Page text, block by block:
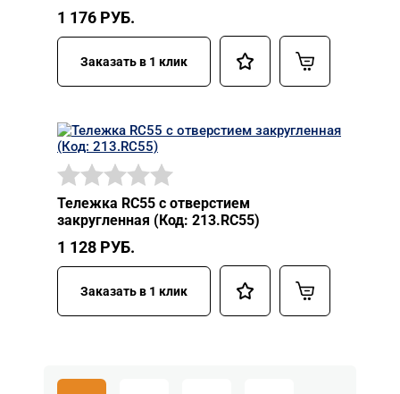
1 176 РУБ.
Заказать в 1 клик
Тележка RC55 с отверстием
закругленная (Код: 213.RC55)
1 128 РУБ.
Заказать в 1 клик